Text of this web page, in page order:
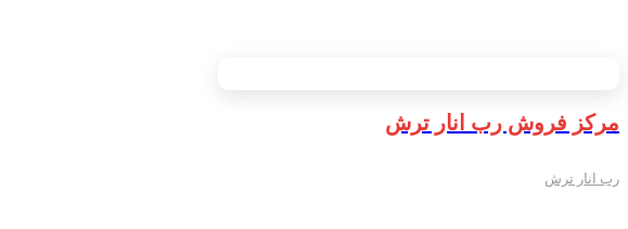
مرکز فروش رب انار ترش
رب انار ترش